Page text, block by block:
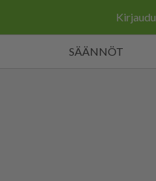
Kirjaudu
SÄÄNNÖT